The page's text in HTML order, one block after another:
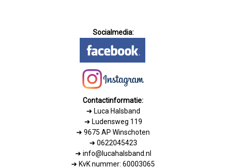
Socialmedia:
Contactinformatie:
➜ Luca Halsband
➜ Ludensweg 119
➜ 9675 AP Winschoten
➜ 0622045423
➜ info@lucahalsband.nl
➜ KvK nummer: 60003065